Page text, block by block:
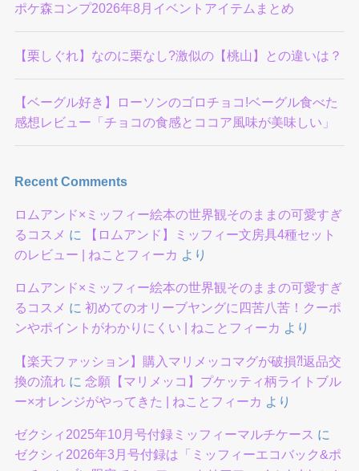
ポケ森コンプ2026年8月イベントアイテムまとめ
【栗しぐれ】なのに栗なし?激似の【桃山】との違いは？
【ベーグル好き】ローソンのゴロチョコ!ベーグル食べた
感想レビュー「チョコの食感とココア風味が美味しい」
Recent Comments
ロムアンド×ミッフィー絵本の世界観そのままの可愛すぎ
るコスメ に
【ロムアンド】ミッフィー文房具4種セット
のレビュー | ねことフィーカ より
ロムアンド×ミッフィー絵本の世界観そのままの可愛すぎ
るコスメ に 初めてのオリーブヤングに四苦八苦！クーポ
ンやポイントがわかりにくい | ねことフィーカ より
【楽天ファッション】購入マリメッコマグが破損⁈返品交
換の流れ に 念願【マリメッコ】プケッティ柄ライトブル
ー×オレンジがやってきた | ねことフィーカ より
ゼクシィ2025年10月号付録ミッフィーマルチケース に
ゼクシィ2026年3月号付録は「ミッフィーエコバック&ポ